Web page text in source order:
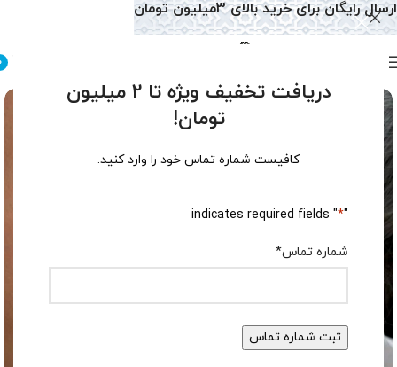
دریافت تخفیف ویژه تا 2 میلیون
تومان!
کافیست شماره تماس خود را وارد کنید.
"
*
" indicates required fields
شماره تماس*
ارسال رایگان برای خرید بالای 3میلیون تومان